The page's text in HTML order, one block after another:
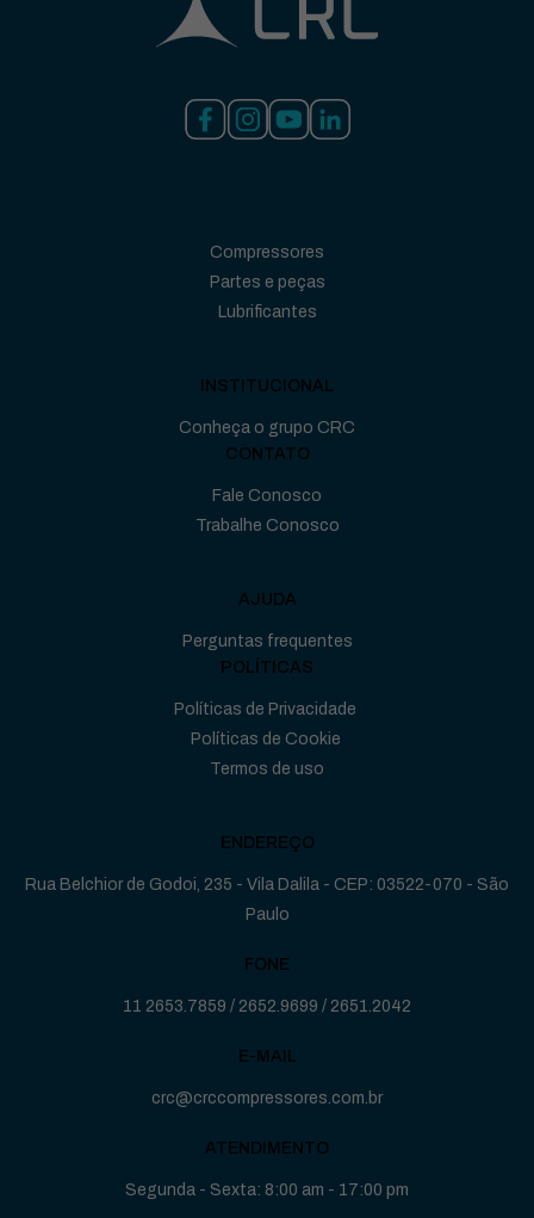
Compressores
Partes e peças
Lubrificantes
INSTITUCIONAL
Conheça o grupo CRC
CONTATO
Fale Conosco
Trabalhe Conosco
AJUDA
Perguntas frequentes
POLÍTICAS
Políticas de Privacidade
Políticas de Cookie
Termos de uso
ENDEREÇO
Rua Belchior de Godoi, 235 - Vila Dalila - CEP: 03522-070 - São
Paulo
FONE
11 2653.7859 / 2652.9699 / 2651.2042
E-MAIL
crc@crccompressores.com.br
ATENDIMENTO
Segunda - Sexta: 8:00 am - 17:00 pm